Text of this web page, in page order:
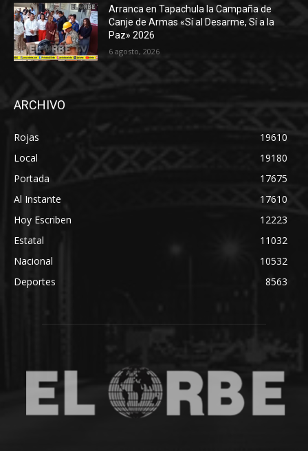
Arranca en Tapachula la Campaña de
Canje de Armas «Sí al Desarme, Sí a la
Paz» 2026
6 agosto, 2026
ARCHIVO
Rojas
19610
Local
19180
Portada
17675
Al Instante
17610
Hoy Escriben
12223
Estatal
11032
Nacional
10532
Deportes
8563